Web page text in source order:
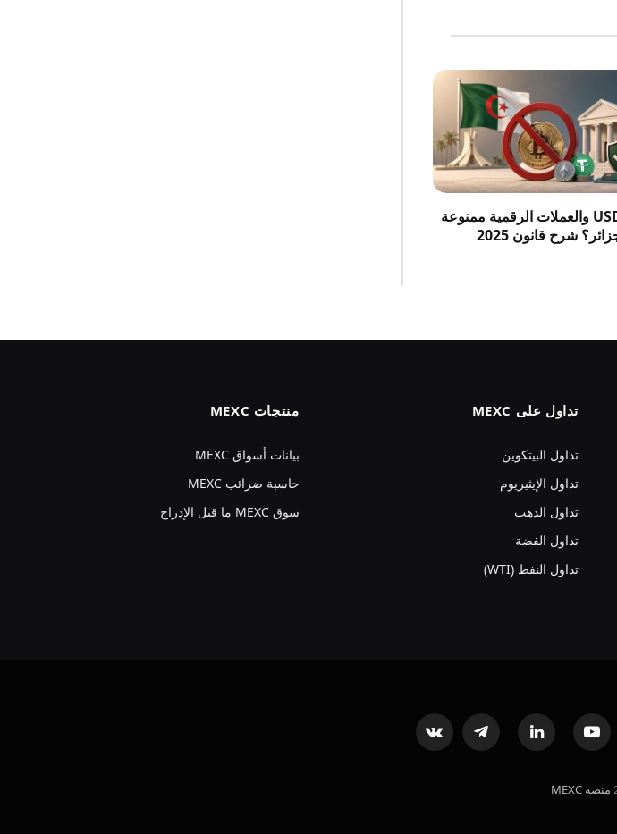
هل USDT والعملات الرقمية ممنوعة
شرح قانون 2025
تداول على MEXC
تداول البيتكوين
تداول الإيثيريوم
تداول الذهب
تداول الفضة
تداول النفط (WTI)
منتجات MEXC
بيانات أسواق MEXC
حاسبة ضرائب MEXC
سوق MEXC ما قبل الإدراج
يوتيوب لينكدإن تيلقرام VKontakte
منصة MEXC